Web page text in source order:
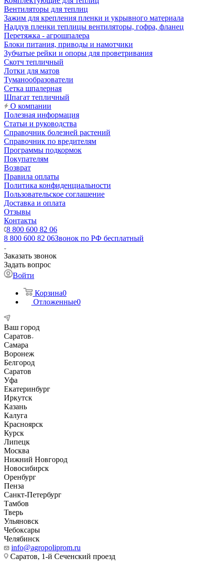
Вентиляторы для теплиц
Зажим для крепления пленки и укрывного материала
Наддув пленки теплицы вентиляторы, гофра, фланец
Перетяжка - агрошпалера
Блоки питания, приводы и намотчики
Зубчатые рейки и опоры для проветривания
Скотч тепличный
Лотки для матов
Туманообразователи
Сетка шпалерная
Шпагат тепличный
О компании
Полезная информация
Статьи и руководства
Справочник болезней растений
Справочник по вредителям
Программы подкормок
Покупателям
Возврат
Правила оплаты
Политика конфиденциальности
Пользовательское соглашение
Доставка и оплата
Отзывы
Контакты
8 800 600 82 06
8 800 600 82 06Звонок по РФ бесплатный
Заказать звонок
Задать вопрос
Войти
Корзина0
Отложенные0
Ваш город
Саратов
Самара
Воронеж
Белгород
Саратов
Уфа
Екатеринбург
Иркутск
Казань
Калуга
Красноярск
Курск
Липецк
Москва
Нижний Новгород
Новосибирск
Оренбург
Пенза
Санкт-Петербург
Тамбов
Тверь
Ульяновск
Чебоксары
Челябинск
info@agropoliprom.ru
Саратов, 1-й Сеченский проезд